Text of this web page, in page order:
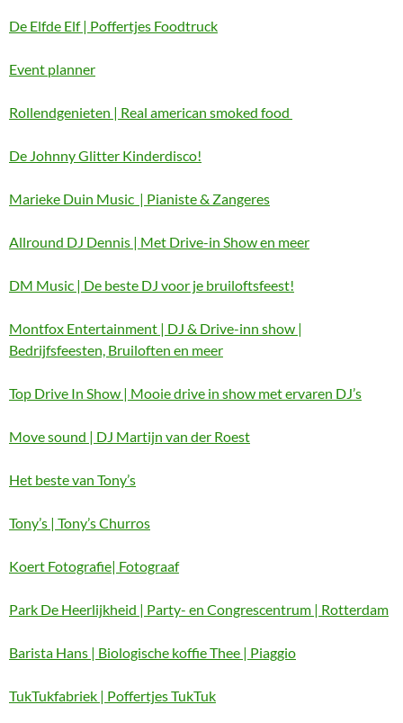
De Elfde Elf | Poffertjes Foodtruck
Event planner
Rollendgenieten | Real american smoked food
De Johnny Glitter Kinderdisco!
Marieke Duin Music | Pianiste & Zangeres
Allround DJ Dennis | Met Drive-in Show en meer
DM Music | De beste DJ voor je bruiloftsfeest!
Montfox Entertainment | DJ & Drive-inn show |
Bedrijfsfeesten, Bruiloften en meer
Top Drive In Show | Mooie drive in show met ervaren DJ’s
Move sound | DJ Martijn van der Roest
Het beste van Tony’s
Tony’s | Tony’s Churros
Koert Fotografie| Fotograaf
Park De Heerlijkheid | Party- en Congrescentrum | Rotterdam
Barista Hans | Biologische koffie Thee | Piaggio
TukTukfabriek | Poffertjes TukTuk